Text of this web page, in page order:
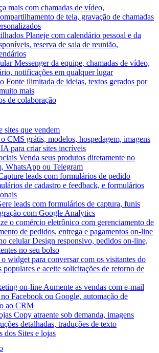
mais com chamadas de vídeo,
de tela, gravação de chamadas
Planeje com calendário pessoal e da
reserva de sala de reunião,
Messenger da equipe, chamadas de vídeo,
notificações em qualquer lugar
Fonte ilimitada de ideias, textos gerados por
mais
de colaboração
sites que vendem
CMS grátis, modelos, hospedagem, imagens
para criar sites incríveis
Venda seus produtos diretamente no
WhatsApp ou Telegram
leads com formulários de pedido
de cadastro e feedback, e formulários
leads com formulários de captura, funis
com Google Analytics
o comércio eletrônico com gerenciamento de
de pedidos, entrega e pagamentos on-line
celular Design responsivo, pedidos on-line,
no seu bolso
widget para conversar com os visitantes do
populares e aceite solicitações de retorno de
on-line Aumente as vendas com e-mail
Facebook ou Google, automação de
ao CRM
Copy atraente sob demanda, imagens
detalhadas, traduções de texto
dos Sites e lojas